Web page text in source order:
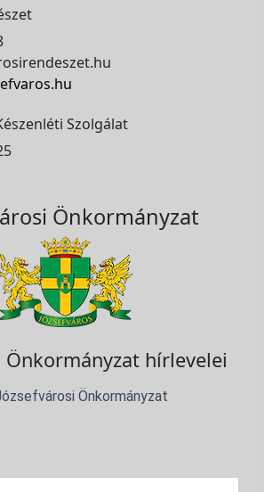
Szolgálat
Önkormányzat
Önkormányzat hírlevelei
Önkormányzat